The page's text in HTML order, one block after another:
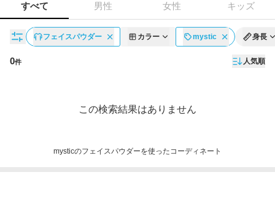
すべて 男性 女性 キッズ
フェイスパウダー カラー mystic 身長
0件 人気順
この検索結果はありません
mysticのフェイスパウダーを使ったコーディネート